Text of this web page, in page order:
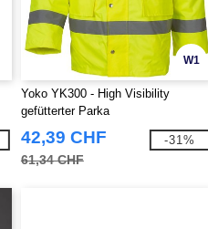
W1
Yoko YK300 - High Visibility
gefütterter Parka
42,39 CHF
61,34 CHF
-31%